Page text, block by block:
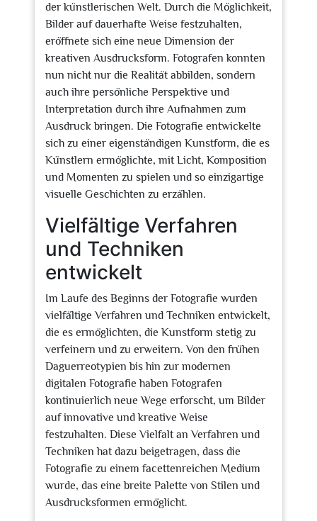
der künstlerischen Welt. Durch die Möglichkeit,
Bilder auf dauerhafte Weise festzuhalten,
eröffnete sich eine neue Dimension der
kreativen Ausdrucksform. Fotografen konnten
nun nicht nur die Realität abbilden, sondern
auch ihre persönliche Perspektive und
Interpretation durch ihre Aufnahmen zum
Ausdruck bringen. Die Fotografie entwickelte
sich zu einer eigenständigen Kunstform, die es
Künstlern ermöglichte, mit Licht, Komposition
und Momenten zu spielen und so einzigartige
visuelle Geschichten zu erzählen.
Vielfältige Verfahren
und Techniken
entwickelt
Im Laufe des Beginns der Fotografie wurden
vielfältige Verfahren und Techniken entwickelt,
die es ermöglichten, die Kunstform stetig zu
verfeinern und zu erweitern. Von den frühen
Daguerreotypien bis hin zur modernen
digitalen Fotografie haben Fotografen
kontinuierlich neue Wege erforscht, um Bilder
auf innovative und kreative Weise
festzuhalten. Diese Vielfalt an Verfahren und
Techniken hat dazu beigetragen, dass die
Fotografie zu einem facettenreichen Medium
wurde, das eine breite Palette von Stilen und
Ausdrucksformen ermöglicht.